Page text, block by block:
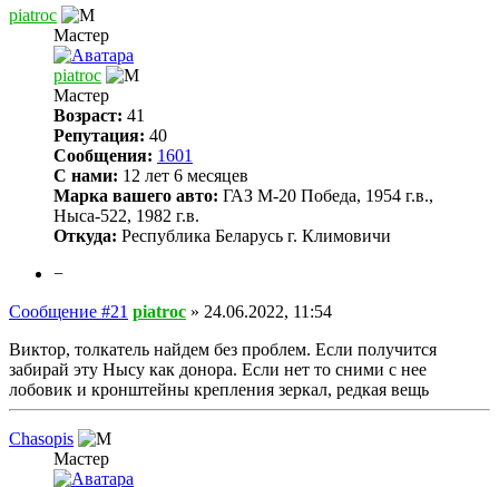
piatroc
Мастер
piatroc
Мастер
Возраст: 41
Репутация: 40
Сообщения: 1601
С нами: 12 лет 6 месяцев
Марка вашего авто: ГАЗ М-20 Победа, 1954 г.в.,
Ныса-522, 1982 г.в.
Откуда: Республика Беларусь г. Климовичи
−
Сообщение #21 piatroc » 24.06.2022, 11:54
Виктор, толкатель найдем без проблем. Если получится
забирай эту Нысу как донора. Если нет то сними с нее
лобовик и кронштейны крепления зеркал, редкая вещь
Chasopis
Мастер